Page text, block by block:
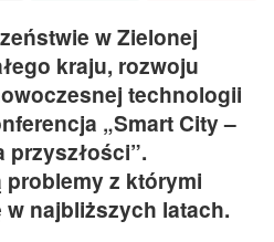
w Zielonej
kraju, rozwoju
technologii
„Smart City –
przyszłości”.
z którymi
najbliższych latach.